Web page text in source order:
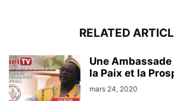
RELATED
Une
la Paix et la
mars 24, 2020